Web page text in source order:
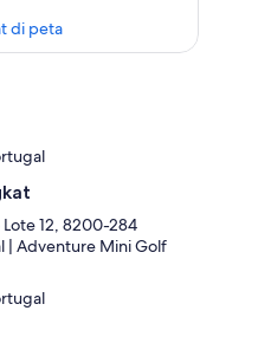
di peta
12, 8200-284
| Adventure Mini Golf